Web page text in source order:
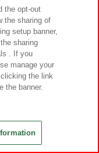
ハッピィ マスコットキー
在庫 ○
the opt-out
the sharing of
setup banner,
sharing
. If you
manage your
the link
the banner.